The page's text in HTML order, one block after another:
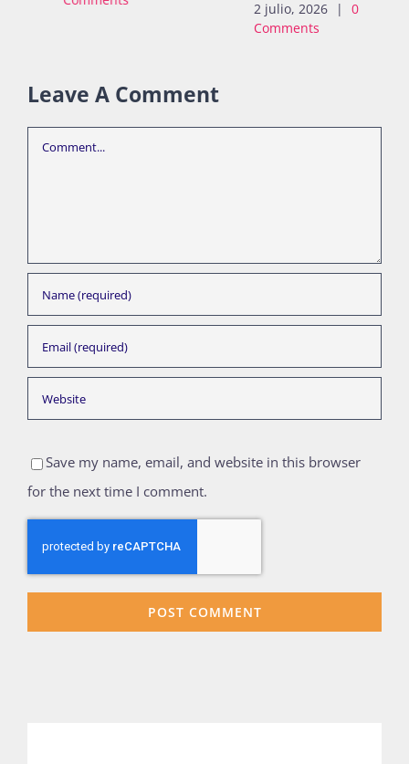
2 julio, 2026 | 0
Comments
Leave A Comment
Comment
Save my name, email, and website in this browser
for the next time I comment.